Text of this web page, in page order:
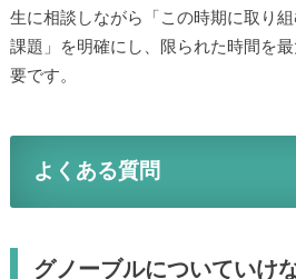
生に相談しながら「この時期に取り
課題」を明確にし、限られた時間を
要です。
よくある質問
グノーブルについていけ